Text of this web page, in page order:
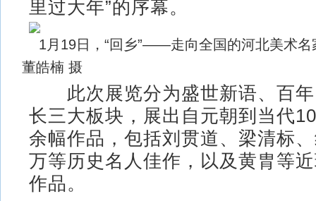
里过大年”的序幕。
1月19日，“回乡”——走向全国的河北美
董皓楠 摄
此次展览分为盛世新语、百年
长三大板块，展出自元朝到当代
余幅作品，包括刘贯道、梁清标
万等历史名人佳作，以及黄胄等
作品。